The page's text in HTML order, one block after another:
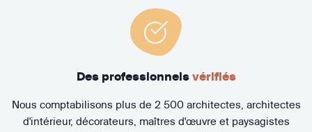
Des professionnels vérifiés
Nous comptabilisons plus de 2 500 architectes, architectes
d'intérieur, décorateurs, maîtres d'œuvre et paysagistes